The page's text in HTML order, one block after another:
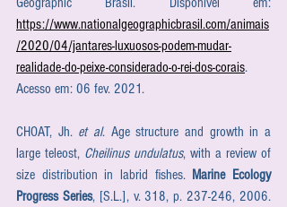
https://www.nationalgeographicbrasil.com/animais
/2020/04/jantares-luxuosos-podem-mudar-
realidade-do-peixe-considerado-o-rei-dos-corais.
Acesso em: 06 fev. 2021.
CHOAT, Jh. et al. Age structure and growth in a
large teleost, Cheilinus undulatus, with a review of
size distribution in labrid fishes. Marine Ecology
Progress Series, [S.L.], v. 318, p. 237-246, 2006.